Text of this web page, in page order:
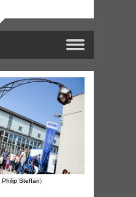
Philip Steffan)